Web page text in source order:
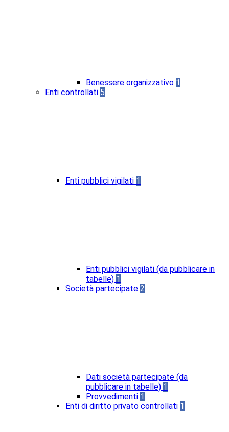
Benessere organizzativo 1
Enti controllati 5
Enti pubblici vigilati 1
Enti pubblici vigilati (da pubblicare in
tabelle) 1
Società partecipate 2
Dati società partecipate (da
pubblicare in tabelle) 1
Provvedimenti 1
Enti di diritto privato controllati 1